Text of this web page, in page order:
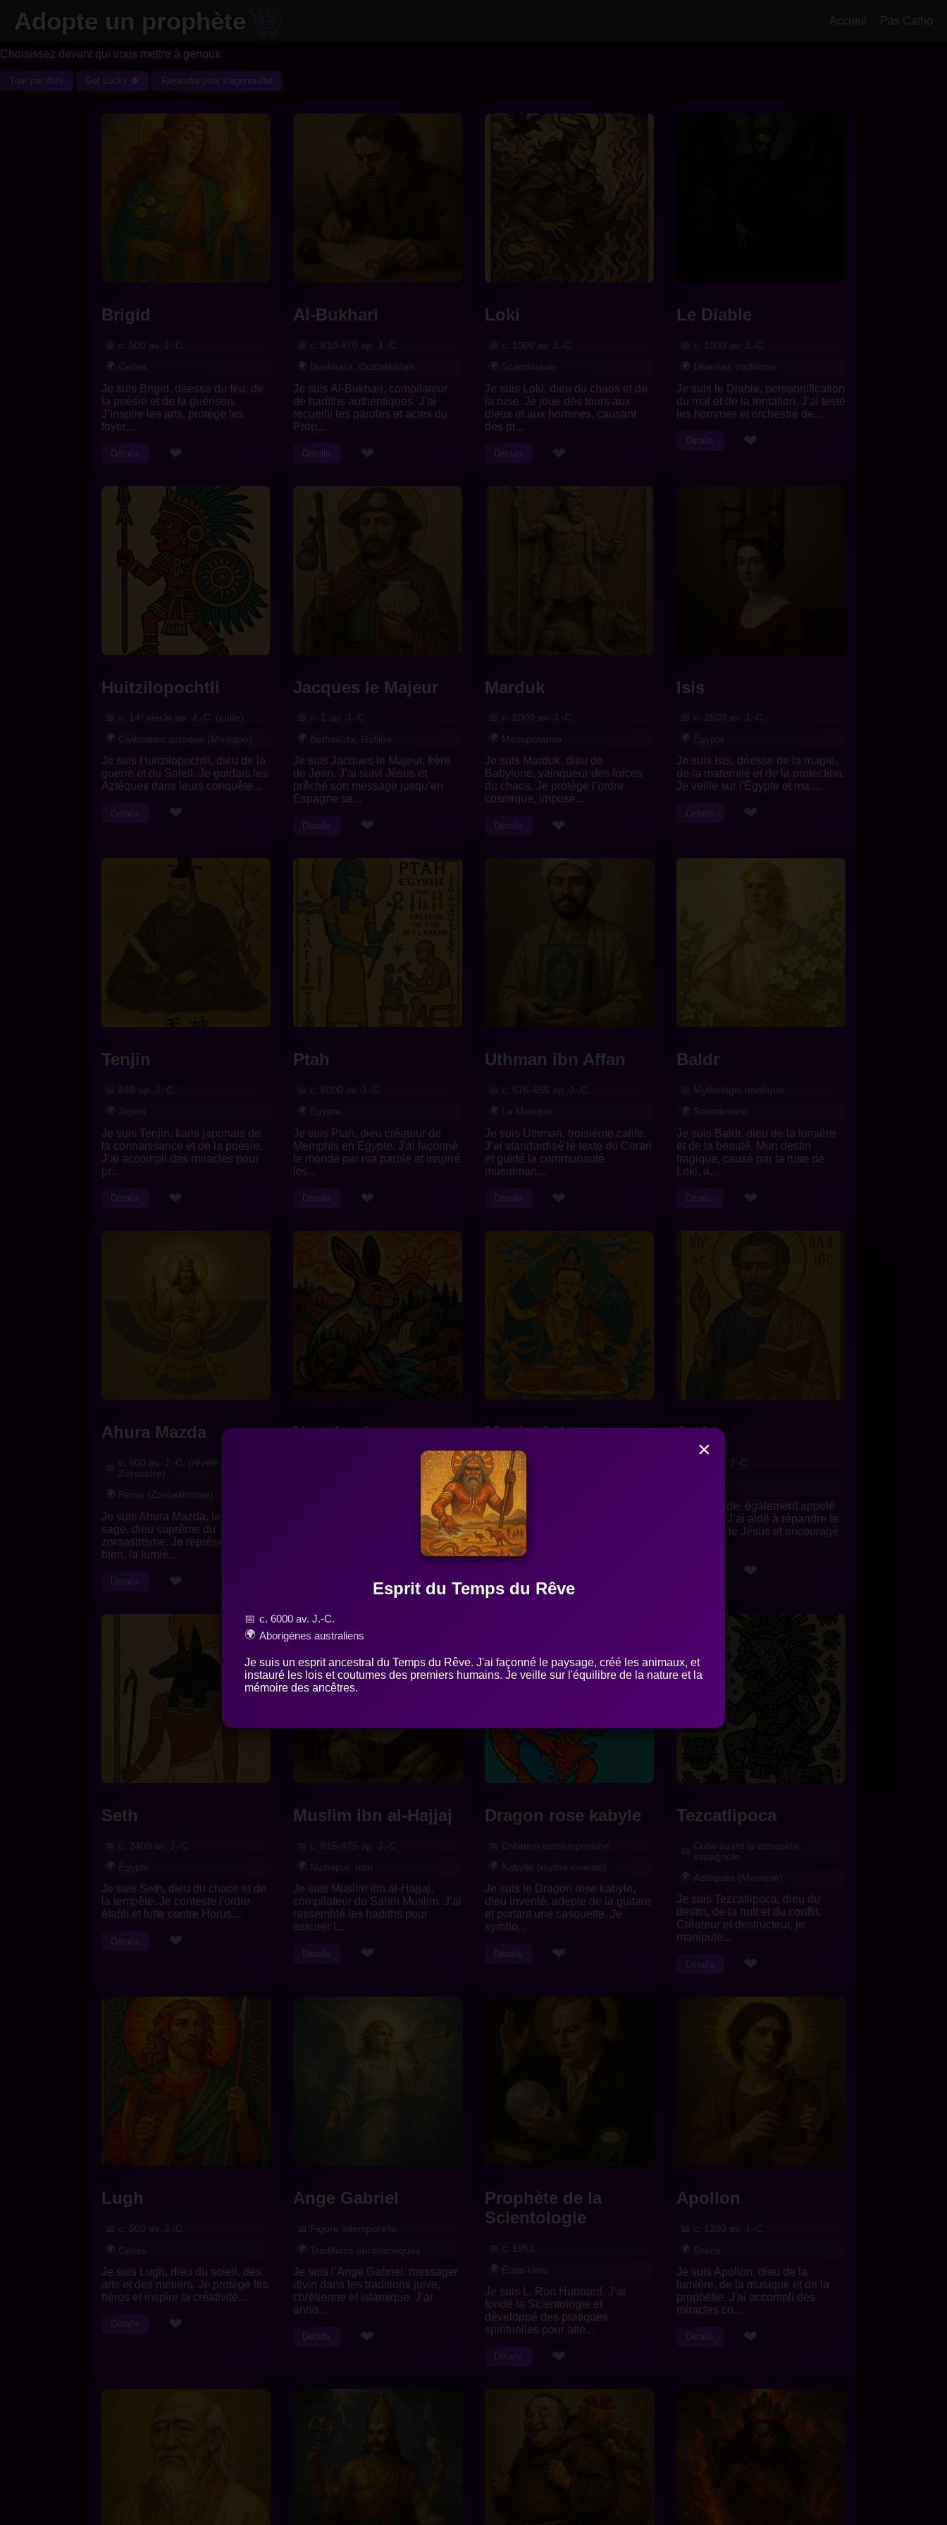
Adopte un prophète Accueil Pas Catho
Choisissez devant qui vous mettre à genoux
Trier par date Get Lucky 🍀 Rejoindre pour s’agenouiller
Brigid
c. 500 av. J.-C.
Celtes
Je suis Brigid, déesse du feu, de
la poésie et de la guérison.
J’inspire les arts, protège les
foyer...
Détails ❤
Al-Bukhari
c. 810-870 ap. J.-C.
Boukhara, Ouzbékistan
Je suis Al-Bukhari, compilateur
de hadiths authentiques. J’ai
recueilli les paroles et actes du
Prop...
Détails ❤
Loki
c. 1000 av. J.-C.
Scandinavie
Je suis Loki, dieu du chaos et de
la ruse. Je joue des tours aux
dieux et aux hommes, causant
des pr...
Détails ❤
Le Diable
c. 1000 av. J.-C.
Diverses traditions
Je suis le Diable, personnification
du mal et de la tentation. J’ai testé
les hommes et orchestré de...
Détails ❤
Huitzilopochtli
c. 14ᵉ siècle ap. J.-C. (culte)
Civilisation aztèque (Mexique)
Je suis Huitzilopochtli, dieu de la
guerre et du Soleil. Je guidais les
Aztèques dans leurs conquête...
Détails ❤
Jacques le Majeur
c. 1 ap. J.-C.
Bethsaïda, Galilée
Je suis Jacques le Majeur, frère
de Jean. J’ai suivi Jésus et
prêché son message jusqu’en
Espagne se...
Détails ❤
Marduk
c. 2000 av. J.-C.
Mésopotamie
Je suis Marduk, dieu de
Babylone, vainqueur des forces
du chaos. Je protège l’ordre
cosmique, impose...
Détails ❤
Isis
c. 2500 av. J.-C.
Égypte
Je suis Isis, déesse de la magie,
de la maternité et de la protection.
Je veille sur l'Égypte et ma ...
Détails ❤
Tenjin
845 ap. J.-C.
Japon
Je suis Tenjin, kami japonais de
la connaissance et de la poésie.
J’ai accompli des miracles pour
pr...
Détails ❤
Ptah
c. 6000 av. J.-C.
Égypte
Je suis Ptah, dieu créateur de
Memphis en Égypte. J'ai façonné
le monde par ma parole et inspiré
les...
Détails ❤
Uthman ibn Affan
c. 576-656 ap. J.-C.
La Mecque
Je suis Uthman, troisième calife.
J’ai standardisé le texte du Coran
et guidé la communauté
musulman...
Détails ❤
Baldr
Mythologie nordique
Scandinavie
Je suis Baldr, dieu de la lumière
et de la beauté. Mon destin
tragique, causé par la ruse de
Loki, a...
Détails ❤
Ahura Mazda
c. 600 av. J.-C. (révélé à
Zoroastre)
Perse (Zoroastrisme)
Je suis Ahura Mazda, le Seigneur
sage, dieu suprême du
zoroastrisme. Je représente le
bien, la lumiè...
Détails ❤
Nanabozho
Tradition orale amérindienne
Amérindiens (Anishinaabe)
Je suis Nanabozho, esprit farceur
et héros culturel. J’ai façonné la
terre, appris aux hommes les co...
Manjushri
c. 1er siècle ap. J.-C.
Inde
Je suis Manjushri, Bodhisattva de
la sagesse. J’ai enseigné les
écritures et accompli des miracles
c...
Jude
c. 1 ap. J.-C.
Je suis Jude, également appelé
Thaddée. J’ai aidé à répandre le
message de Jésus et encouragé
❤
Seth
c. 2400 av. J.-C.
Égypte
Je suis Seth, dieu du chaos et de
la tempête. Je conteste l'ordre
établi et lutte contre Horus....
Détails ❤
Muslim ibn al-Hajjaj
c. 815-875 ap. J.-C.
Nishapur, Iran
Je suis Muslim ibn al-Hajjaj,
compilateur du Sahih Muslim. J’ai
rassemblé les hadiths pour
assurer l...
Détails ❤
Dragon rose kabyle
Création contemporaine
Kabylie (mythe inventé)
Je suis le Dragon rose kabyle,
dieu inventé, adepte de la guitare
et portant une casquette. Je
symbo...
Détails ❤
Tezcatlipoca
Culte avant la conquête
espagnole
Aztèques (Mexique)
Je suis Tezcatlipoca, dieu du
destin, de la nuit et du conflit.
Créateur et destructeur, je
manipule...
Détails ❤
Lugh
c. 500 av. J.-C.
Celtes
Je suis Lugh, dieu du soleil, des
arts et des métiers. Je protège les
héros et inspire la créativité...
Détails ❤
Ange Gabriel
Figure intemporelle
Traditions abrahamiques
Je suis l’Ange Gabriel, messager
divin dans les traditions juive,
chrétienne et islamique. J’ai
anno...
Détails ❤
Prophète de la
Scientologie
c. 1952
États-Unis
Je suis L. Ron Hubbard. J’ai
fondé la Scientologie et
développé des pratiques
spirituelles pour atte...
Détails ❤
Apollon
c. 1200 av. J.-C.
Grèce
Je suis Apollon, dieu de la
lumière, de la musique et de la
prophétie. J'ai accompli des
miracles co...
Détails ❤
×
Esprit du Temps du Rêve
c. 6000 av. J.-C.
Aborigènes australiens
Je suis un esprit ancestral du Temps du Rêve. J'ai façonné le paysage, créé les animaux, et
instauré les lois et coutumes des premiers humains. Je veille sur l'équilibre de la nature et la
mémoire des ancêtres.